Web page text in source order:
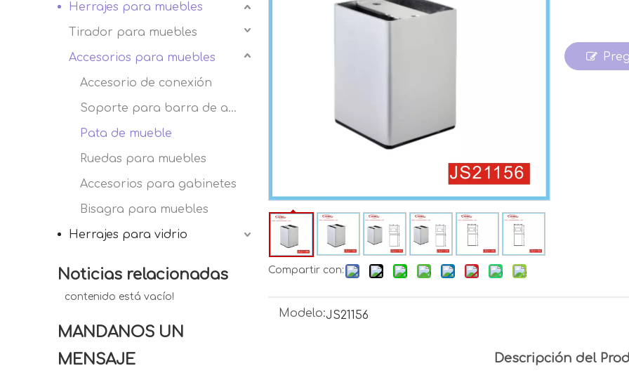
Herrajes para muebles
Tirador para muebles
Accesorios para muebles
Accesorio de conexión
Soporte para barra de armario
Pata de mueble
Ruedas para muebles
Accesorios para gabinetes
Bisagra para muebles
Herrajes para vidrio
Noticias relacionadas
contenido está vacío!
MANDANOS UN
MENSAJE
Compartir con:
Modelo:JS21156
Descripción del